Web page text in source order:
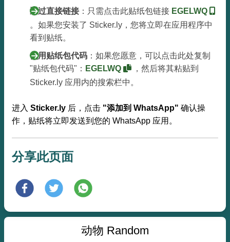
通过直接链接：只需点击此贴纸包链接 EGELWQ
。如果您安装了 Sticker.ly，您将立即在应用程序中
看到贴纸。
使用贴纸包代码 ：如果您愿意，可以点击此处复制
"贴纸包代码"： EGELWQ
，然后将其粘贴到
Sticker.ly 应用内的搜索栏中。
进入 Sticker.ly 后，点击 "添加到 WhatsApp" 确认操
作，贴纸将立即发送到您的 WhatsApp 应用。
分享此页面
动物 Random